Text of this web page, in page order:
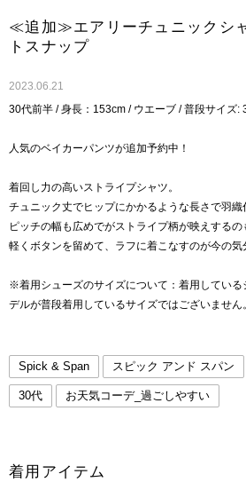
≪追加≫エアリーチュニックシ
トスナップ
2023.06.21
30代前半 / 身長：153cm / ウエーブ / 普段サイズ:
人気のベイカーパンツが追加予約中！
着回し力の高いストライプシャツ。
チュニック丈でヒップにかかるような長さで羽織
ピッチの幅も広めでがストライプ柄が映えする
軽くボタンを留めて、ラフに着こなすのが今の気
※着用シューズのサイズについて：着用している
デルが普段着用しているサイズではございません。
Spick & Span スピック アンド スパン
30代 お天気コーデ_過ごしやすい
着用アイテム